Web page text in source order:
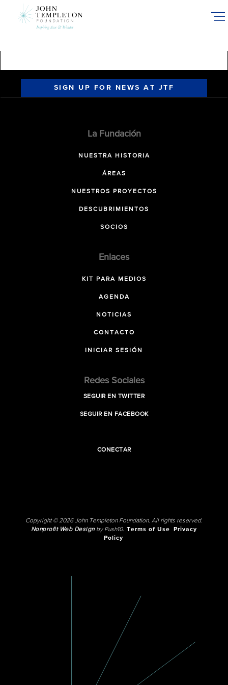
SIGN UP FOR NEWS AT JTF
La Fundación
NUESTRA HISTORIA
ÁREAS
NUESTROS PROYECTOS
DESCUBRIMIENTOS
SOCIOS
Enlaces
KIT PARA MEDIOS
AGENDA
NOTICIAS
CONTACTO
INICIAR SESIÓN
Redes Sociales
SEGUIR EN TWITTER
SEGUIR EN FACEBOOK
CONECTAR
Copyright © 2026 John Templeton Foundation. All rights reserved.
Nonprofit Web Designby Push10. Terms of Use
Privacy
Policy